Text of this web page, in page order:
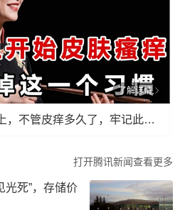
了解详情
凡是皮肤瘙痒1月以上，不管皮痒多久了，牢记此法，快！准！狠！
打开腾讯新闻查看更多
光死”，存储价